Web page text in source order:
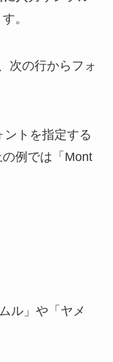
。
次の行からフォ
トを指定する
例では「Mont
ル」や「ヤメ